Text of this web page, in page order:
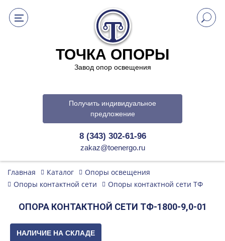
ТОЧКА ОПОРЫ
Завод опор освещения
Получить индивидуальное
предложение
8 (343) 302-61-96
zakaz@toenergo.ru
Главная Каталог
Опоры освещения
Опоры контактной сети
Опоры контактной сети ТФ
ОПОРА КОНТАКТНОЙ СЕТИ ТФ-1800-9,0-01
НАЛИЧИЕ НА СКЛАДЕ